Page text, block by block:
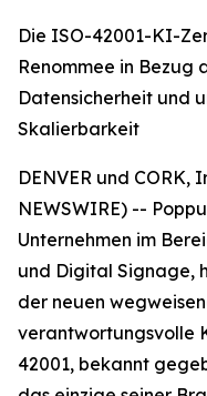
Die ISO-42001-KI-
Renommee in Bezug
Datensicherheit und
Skalierbarkeit
DENVER und CORK,
NEWSWIRE) --
Unternehmen im
und Digital Signage,
der neuen
verantwortungsvolle
42001, bekannt